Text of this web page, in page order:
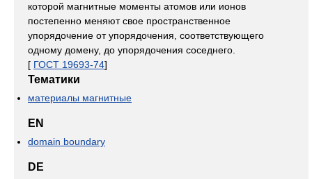
которой магнитные моменты атомов или ионов
постепенно меняют свое пространственное
упорядочение от упорядочения, соответствующего
одному домену, до упорядочения соседнего.
[ ГОСТ 19693-74]
Тематики
материалы магнитные
EN
domain boundary
DE